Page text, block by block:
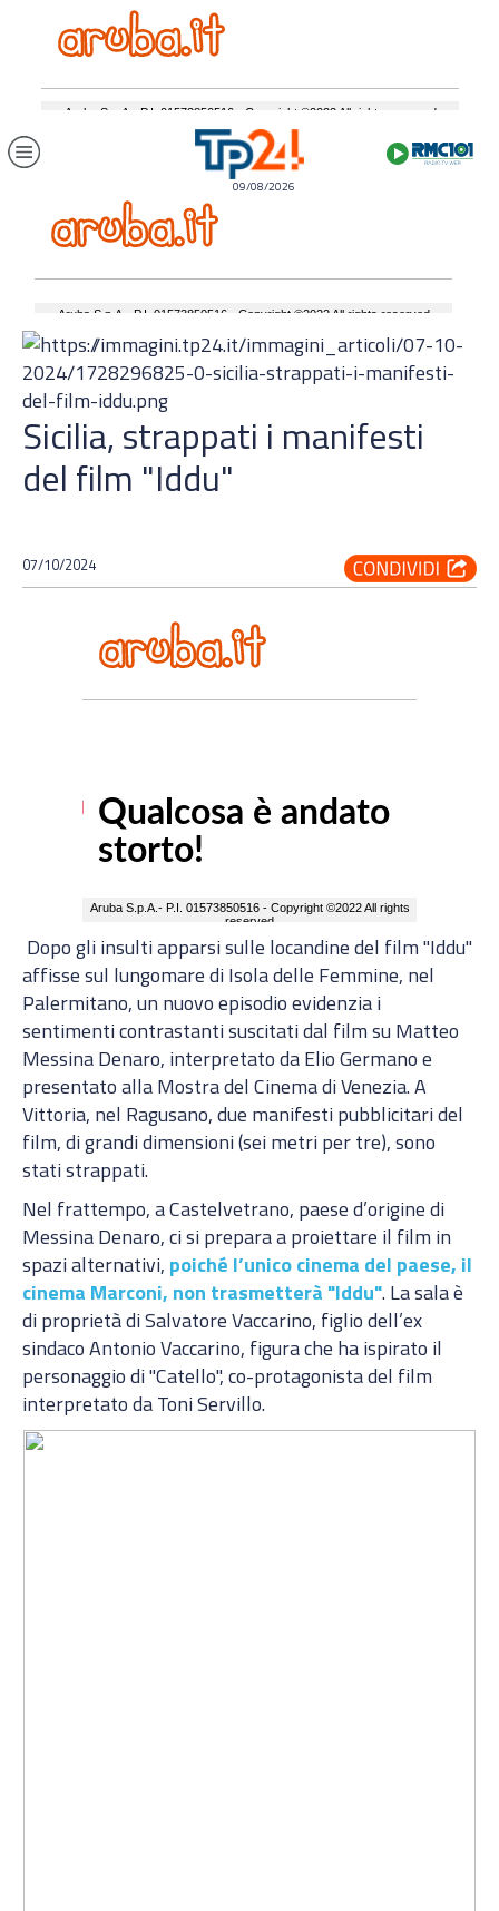
09/08/2026
Sicilia, strappati i manifesti
del film "Iddu"
07/10/2024
Dopo gli insulti apparsi sulle locandine del film "Iddu"
affisse sul lungomare di Isola delle Femmine, nel
Palermitano, un nuovo episodio evidenzia i
sentimenti contrastanti suscitati dal film su Matteo
Messina Denaro, interpretato da Elio Germano e
presentato alla Mostra del Cinema di Venezia. A
Vittoria, nel Ragusano, due manifesti pubblicitari del
film, di grandi dimensioni (sei metri per tre), sono
stati strappati.
Nel frattempo, a Castelvetrano, paese d’origine di
Messina Denaro, ci si prepara a proiettare il film in
spazi alternativi, poiché l’unico cinema del paese, il
cinema Marconi, non trasmetterà "Iddu". La sala è
di proprietà di Salvatore Vaccarino, figlio dell’ex
sindaco Antonio Vaccarino, figura che ha ispirato il
personaggio di "Catello", co-protagonista del film
interpretato da Toni Servillo.